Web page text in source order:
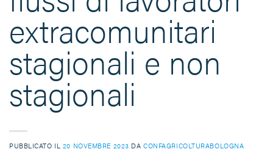
extracomunitari
stagionali e non
stagionali
PUBBLICATO IL 20 NOVEMBRE 2023 DACONFAGRICOLTURABOLOGNA